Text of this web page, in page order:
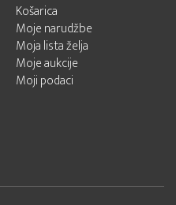
Košarica
Moje narudžbe
Moja lista želja
Moje aukcije
Moji podaci